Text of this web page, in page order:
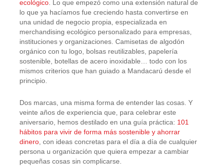
ecológico . Lo que empezó como una extensión natural de
lo que ya hacíamos fue creciendo hasta convertirse en
una unidad de negocio propia, especializada en
merchandising ecológico personalizado para empresas,
instituciones y organizaciones. Camisetas de algodón
orgánico con tu logo, bolsas reutilizables, papelería
sostenible, botellas de acero inoxidable… todo con los
mismos criterios que han guiado a Mandacarú desde el
principio.
Dos marcas, una misma forma de entender las cosas. Y
veinte años de experiencia que, para celebrar este
aniversario, hemos destilado en una guía práctica: 101
hábitos para vivir de forma más sostenible y ahorrar
dinero , con ideas concretas para el día a día de cualquier
persona u organización que quiera empezar a cambiar
pequeñas cosas sin complicarse.